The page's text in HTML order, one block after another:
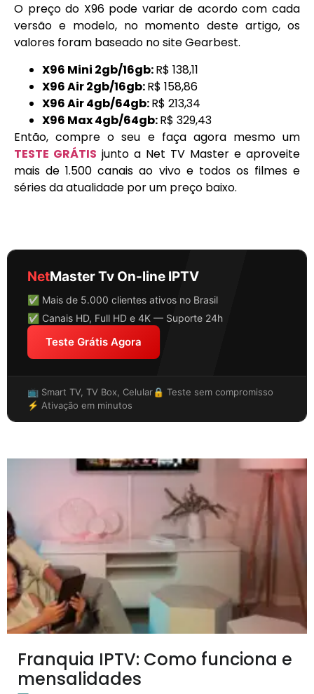
O preço do X96 pode variar de acordo com cada
versão e modelo, no momento deste artigo, os
valores foram baseado no site Gearbest.
X96 Mini 2gb/16gb:R$ 138,11
X96 Air 2gb/16gb:R$ 158,86
X96 Air 4gb/64gb:R$ 213,34
X96 Max 4gb/64gb:R$ 329,43
Então, compre o seu e faça agora mesmo um
TESTE GRÁTIS junto a Net TV Master e aproveite
mais de 1.500 canais ao vivo e todos os filmes e
séries da atualidade por um preço baixo.
NetMaster Tv On-line IPTV
✅ Mais de 5.000 clientes ativos no Brasil
✅ Canais HD, Full HD e 4K — Suporte 24h
Teste Grátis Agora
📺 Smart TV, TV Box, Celular🔒 Teste sem compromisso
⚡ Ativação em minutos
Franquia IPTV: Como funciona e
mensalidades